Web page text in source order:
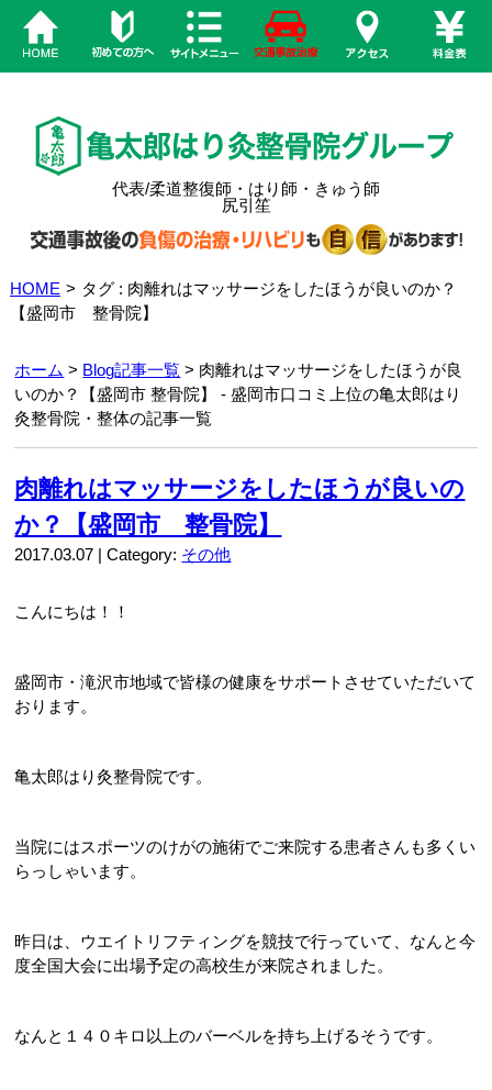
代表/柔道整復師・はり師・きゅう師
尻引笙
HOME > タグ : 肉離れはマッサージをしたほうが良いのか？
【盛岡市 整骨院】
ホーム > Blog記事一覧 > 肉離れはマッサージをしたほうが良
いのか？【盛岡市 整骨院】 - 盛岡市口コミ上位の亀太郎はり
灸整骨院・整体の記事一覧
肉離れはマッサージをしたほうが良いの
か？【盛岡市 整骨院】
2017.03.07 | Category: その他
こんにちは！！
盛岡市・滝沢市地域で皆様の健康をサポートさせていただいて
おります。
亀太郎はり灸整骨院です。
当院にはスポーツのけがの施術でご来院する患者さんも多くい
らっしゃいます。
昨日は、ウエイトリフティングを競技で行っていて、なんと今
度全国大会に出場予定の高校生が来院されました。
なんと１４０キロ以上のバーベルを持ち上げるそうです。